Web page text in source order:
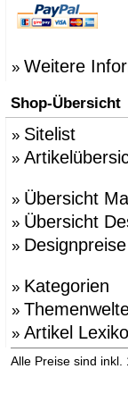
» Weitere
Shop-Übersicht
» Sitelist
»
» Übersicht
» Übersicht
» Designpreise
» Kategorien
»
» Artikel
Alle Preise sind inkl.